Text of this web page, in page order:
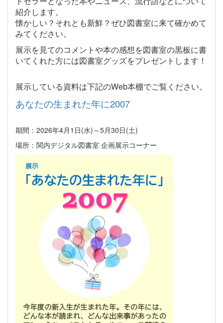
紹介します。
懐かしい？それとも新鮮？ぜひ図書室に来て確かめて
みてください。
展示を見てのコメントや本の感想を図書室の黒板に書
いてくれた方には図書室グッズをプレゼントします！
展示している資料は下記のWeb本棚でご覧ください。
あなたの生まれた年に2007
期間：2026年4月1日(水)～5月30日(土)
場所：関内デジタル図書室 企画展示コーナー